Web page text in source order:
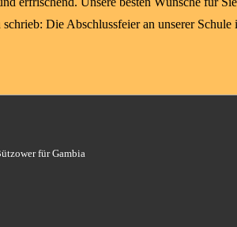
schrieb: Die Abschlussfeier an unserer
für Gambia